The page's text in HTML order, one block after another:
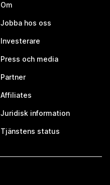
Om
Jobba hos oss
Investerare
Press och media
Partner
Affiliates
Juridisk information
Tjänstens status